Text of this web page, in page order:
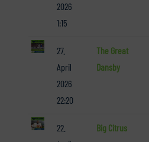
2026
1:15
27.
April
2026
22:20
The Great
Dansby
22.
Big Citrus